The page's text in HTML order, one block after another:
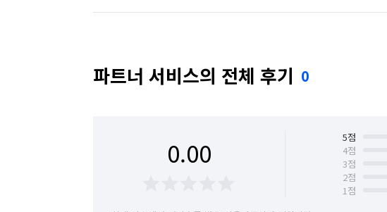
경기 용인시 처인구 경기 화성시 인천 강화군
경기 부천시 원미구
경기 화성시 만세구
파트너 서비스의 전체 후기 0
0.00 5점
4점
3점
2점
1점